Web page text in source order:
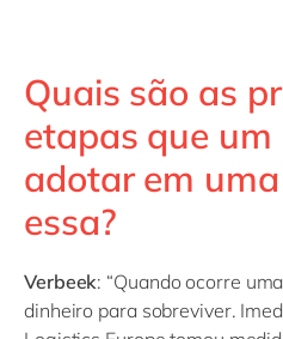
Quais são as
etapas que um
adotar em
essa?
Verbeek: “Quando ocorre
dinheiro para sobreviver.